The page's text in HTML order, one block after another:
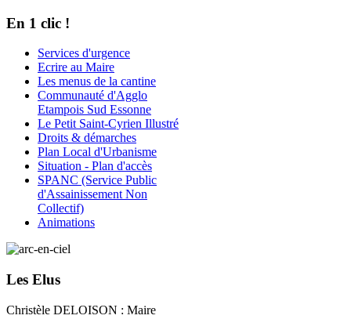
En 1 clic !
Services d'urgence
Ecrire au Maire
Les menus de la cantine
Communauté d'Agglo
Etampois Sud Essonne
Le Petit Saint-Cyrien Illustré
Droits & démarches
Plan Local d'Urbanisme
Situation - Plan d'accès
SPANC (Service Public
d'Assainissement Non
Collectif)
Animations
Les Elus
Christèle DELOISON : Maire